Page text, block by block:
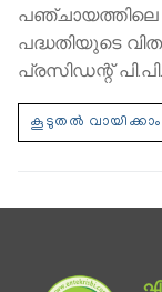
പഞ്ചായത്തിലെ
പദ്ധതിയുടെ
പ്രസിഡന്റ്